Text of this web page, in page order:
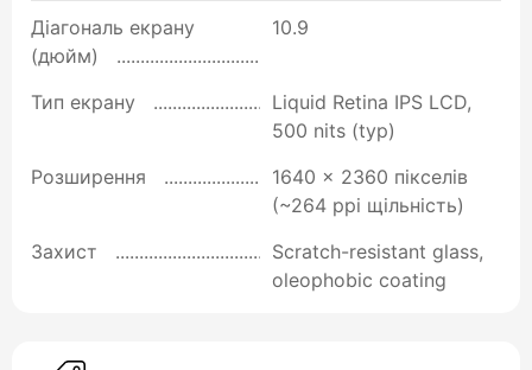
Діагональ екрану
(дюйм)
10.9
Тип екрану
Liquid Retina IPS LCD,
500 nits (typ)
Розширення
1640 x 2360 пікселів
(~264 ppi щільність)
Захист
Scratch-resistant glass,
oleophobic coating